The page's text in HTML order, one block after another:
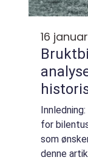
16
for
som
denne